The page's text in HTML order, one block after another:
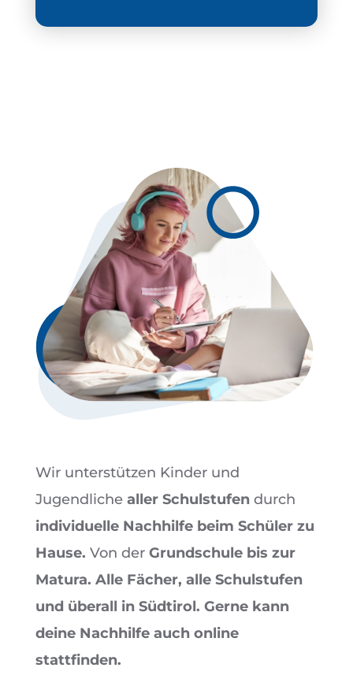
Wir unterstützen Kinder und
Jugendliche aller Schulstufendurch
individuelle Nachhilfe beim Schüler zu
Hause. Von der Grundschule bis zur
Matura. Alle Fächer, alle Schulstufen
und überall in Südtirol. Gerne kann
deine Nachhilfe auch online
stattfinden.